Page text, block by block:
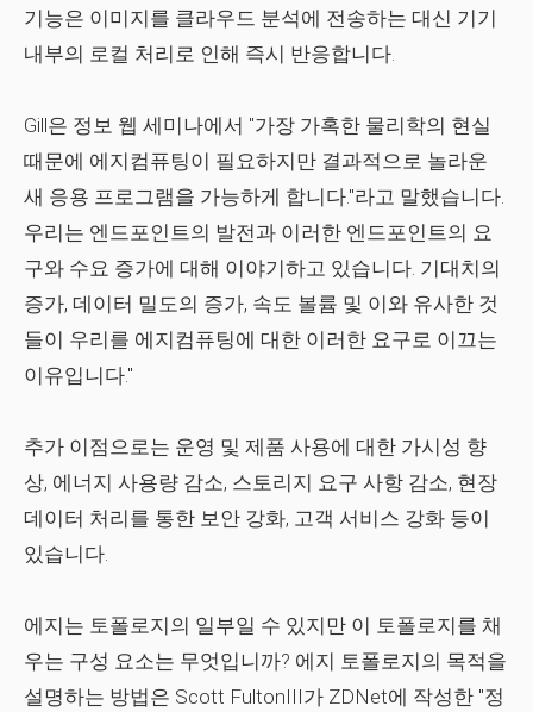
기능은 이미지를 클라우드 분석에 전송하는 대신 기기
내부의 로컬 처리로 인해 즉시 반응합니다.
Gill은 정보 웹 세미나에서 "가장 가혹한 물리학의 현실
때문에 에지컴퓨팅이 필요하지만 결과적으로 놀라운
새 응용 프로그램을 가능하게 합니다."라고 말했습니다.
우리는 엔드포인트의 발전과 이러한 엔드포인트의 요
구와 수요 증가에 대해 이야기하고 있습니다. 기대치의
증가, 데이터 밀도의 증가, 속도 볼륨 및 이와 유사한 것
들이 우리를 에지컴퓨팅에 대한 이러한 요구로 이끄는
이유입니다."
추가 이점으로는 운영 및 제품 사용에 대한 가시성 향
상, 에너지 사용량 감소, 스토리지 요구 사항 감소, 현장
데이터 처리를 통한 보안 강화, 고객 서비스 강화 등이
있습니다.
에지는 토폴로지의 일부일 수 있지만 이 토폴로지를 채
우는 구성 요소는 무엇입니까? 에지 토폴로지의 목적을
설명하는 방법은 Scott FultonIII가 ZDNet에 작성한 "정